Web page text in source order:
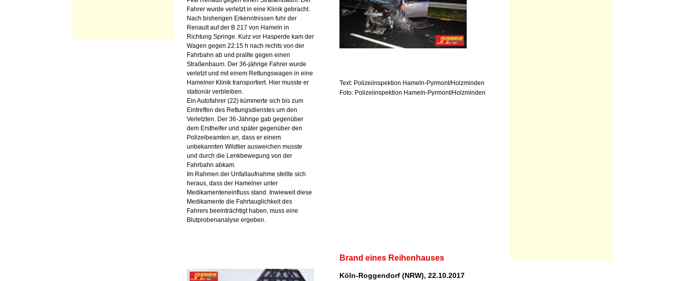
Text: Polizeiinspektion Hameln-Pyrmont/Holzminden
Foto: Polizeiinspektion Hameln-Pyrmont/Holzminden
Fahrer wurde verletzt in eine Klinik gebracht.
Nach bisherigen Erkenntnissen fuhr der
Renault auf der B 217 von Hameln in
Richtung Springe. Kurz vor Hasperde kam der
Wagen gegen 22:15 h nach rechts von der
Fahrbahn ab und prallte gegen einen
Straßenbaum. Der 36-jährige Fahrer wurde
verletzt und mit einem Rettungswagen in eine
Hamelner Klinik transportiert. Hier musste er
stationär verbleiben.
Ein Autofahrer (22) kümmerte sich bis zum
Eintreffen des Rettungsdienstes um den
Verletzten. Der 36-Jährige gab gegenüber
dem Ersthelfer und später gegenüber den
Polizeibeamten an, dass er einem
unbekannten Wildtier ausweichen musste
und durch die Lenkbewegung von der
Fahrbahn abkam.
Im Rahmen der Unfallaufnahme stellte sich
heraus, dass der Hamelner unter
Medikamenteneinfluss stand. Inwieweit diese
Medikamente die Fahrtauglichkeit des
Fahrers beeinträchtigt haben, muss eine
Blutprobenanalyse ergeben.
Brand eines Reihenhauses
Köln-Roggendorf (NRW), 22.10.2017